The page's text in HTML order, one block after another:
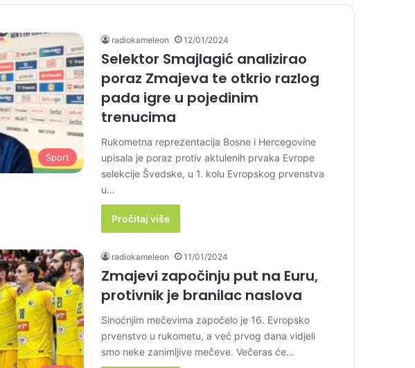
Sport
radiokameleon 12/01/2024
Selektor Smajlagić analizirao
poraz Zmajeva te otkrio razlog
pada igre u pojedinim
trenucima
Rukometna reprezentacija Bosne i Hercegovine
upisala je poraz protiv aktulenih prvaka Evrope
selekcije Švedske, u 1. kolu Evropskog prvenstva
u…
Pročitaj više
radiokameleon 11/01/2024
Zmajevi započinju put na Euru,
protivnik je branilac naslova
Sinoćnjim mečevima započelo je 16. Evropsko
prvenstvo u rukometu, a već prvog dana vidjeli
smo neke zanimljive mečeve. Večeras će…